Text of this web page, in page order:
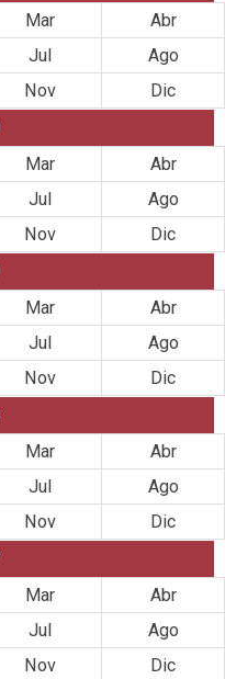
Mar
Abr
Jul
Ago
Nov
Dic
Mar
Abr
Jul
Ago
Nov
Dic
Mar
Abr
Jul
Ago
Nov
Dic
Mar
Abr
Jul
Ago
Nov
Dic
Mar
Abr
Jul
Ago
Nov
Dic